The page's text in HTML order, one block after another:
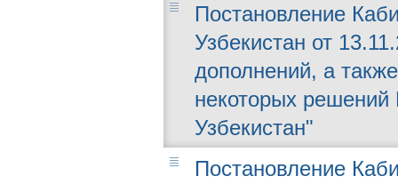
Постановление
Узбекистан от
дополнений, а
некоторых решений
Узбекистан"
Постановление